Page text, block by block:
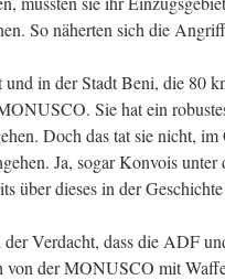
So näherten sich die
und in der Stadt Beni, die 80
Sie hat ein
Doch das tat sie nicht,
Ja, sogar Konvois
über dieses in der
Verdacht, dass die ADF
von der MONUSCO mit